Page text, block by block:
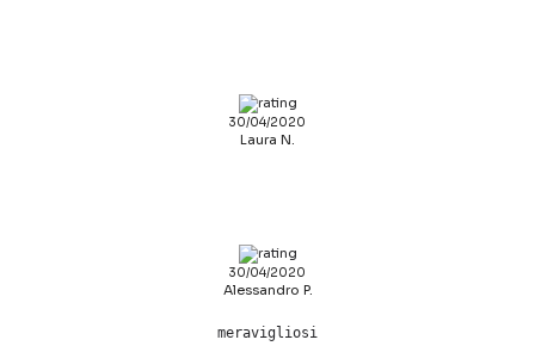
30/04/2020
Laura N.
30/04/2020
Alessandro P.
meravigliosi